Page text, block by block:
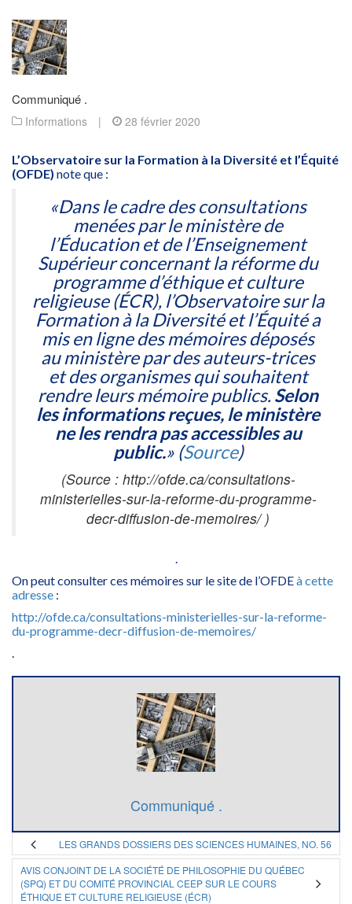
Communiqué .
Informations | 28 février 2020
L’Observatoire sur la Formation à la Diversité et l’Équité
(OFDE) note que :
«Dans le cadre des consultations
menées par le ministère de
l’Éducation et de l’Enseignement
Supérieur concernant la réforme du
programme d’éthique et culture
religieuse (ÉCR), l’Observatoire sur la
Formation à la Diversité et l’Équité a
mis en ligne des mémoires déposés
au ministère par des auteurs-trices
et des organismes qui souhaitent
rendre leurs mémoire publics. Selon
les informations reçues, le ministère
ne les rendra pas accessibles au
public.» (Source)
(Source : http://ofde.ca/consultations-
ministerielles-sur-la-reforme-du-programme-
decr-diffusion-de-memoires/ )
On peut consulter ces mémoires sur le site de l’OFDEà cette
adresse :
http://ofde.ca/consultations-ministerielles-sur-la-reforme-
du-programme-decr-diffusion-de-memoires/
Communiqué .
LES GRANDS DOSSIERS DES SCIENCES HUMAINES, NO. 56
AVIS CONJOINT DE LA SOCIÉTÉ DE PHILOSOPHIE DU QUÉBEC
(SPQ) ET DU COMITÉ PROVINCIAL CEEP SUR LE COURS
ÉTHIQUE ET CULTURE RELIGIEUSE (ÉCR)